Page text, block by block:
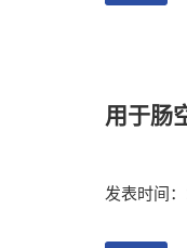
用于肠
发表时间